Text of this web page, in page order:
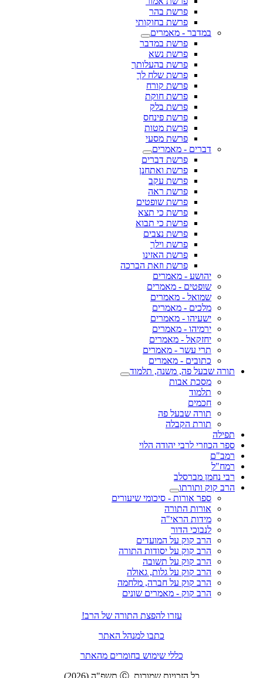
פרשת בהר
פרשת בחוקותי
במדבר - מאמרים
פרשת במדבר
פרשת נשא
פרשת בהעלותך
פרשת שלח לך
פרשת קורח
פרשת חוקת
פרשת בלק
פרשת פינחס
פרשת מטות
פרשת מסעי
דברים - מאמרים
פרשת דברים
פרשת ואתחנן
פרשת עקב
פרשת ראה
פרשת שופטים
פרשת כי תצא
פרשת כי תבוא
פרשת נצבים
פרשת וילך
פרשת האזינו
פרשת וזאת הברכה
יהושע - מאמרים
שופטים - מאמרים
שמואל - מאמרים
מלכים - מאמרים
ישעיהו - מאמרים
ירמיהו - מאמרים
יחזקאל - מאמרים
תרי עשר - מאמרים
כתובים - מאמרים
תורה שבעל פה, משנה, תלמוד
מסכת אבות
תלמוד
חכמים
תורה שבעל פה
תורת הקבלה
תפילה
ספר הכוזרי לרבי יהודה הלוי
רמב"ם
רמח"ל
רבי נחמן מברסלב
הרב קוק ותורתו
ספר אורות - סיכומי שיעורים
אורות התורה
מידות הראי"ה
לנבוכי הדור
הרב קוק על המועדים
הרב קוק על יסודות התורה
הרב קוק על תשובה
הרב קוק על גלות, גאולה
הרב קוק על חברה, מלחמה
הרב קוק - מאמרים שונים
עזרו להפצת התורה של הרב!
כתבו למנהל האתר
כללי שימוש בחומרים מהאתר